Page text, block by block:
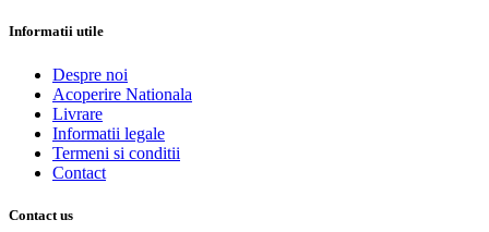
Informatii utile
Despre noi
Acoperire Nationala
Livrare
Informatii legale
Termeni si conditii
Contact
Contact us